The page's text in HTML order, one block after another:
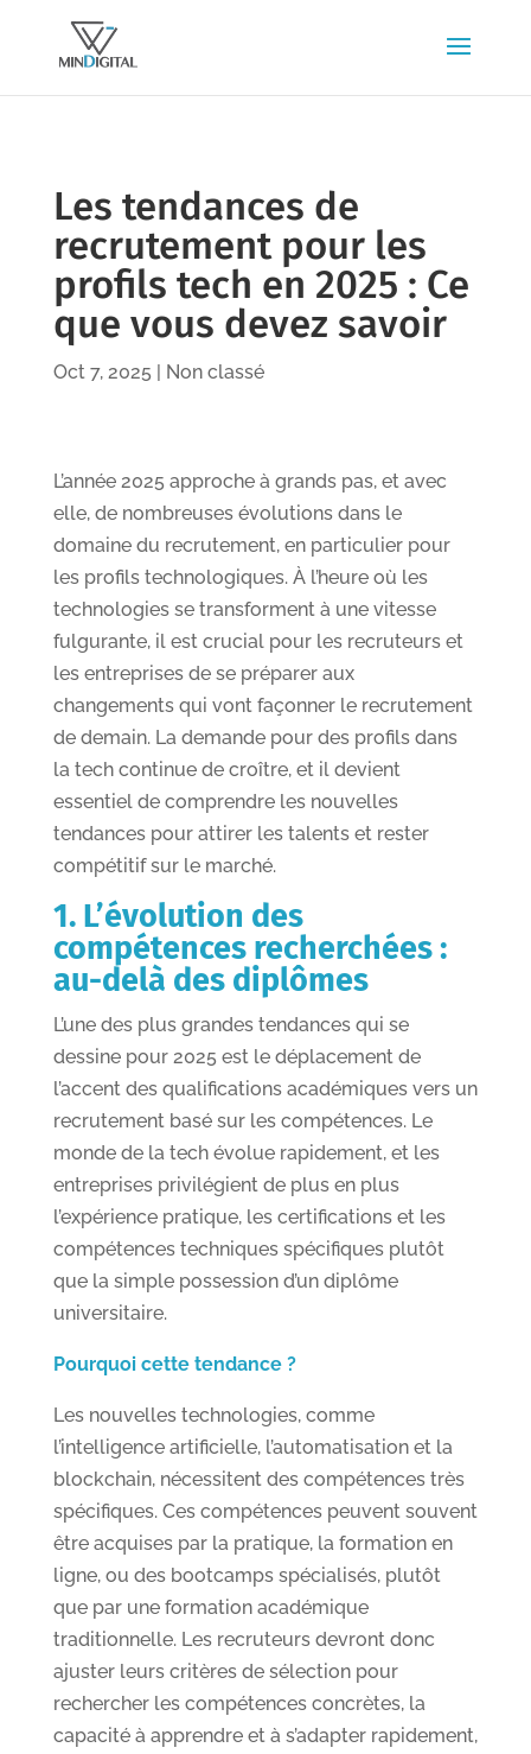
Les tendances de
recrutement pour les
profils tech en 2025 : Ce
que vous devez savoir
Oct 7, 2025| Non classé
L’année 2025 approche à grands pas, et avec
elle, de nombreuses évolutions dans le
domaine du recrutement, en particulier pour
les profils technologiques. À l’heure où les
technologies se transforment à une vitesse
fulgurante, il est crucial pour les recruteurs et
les entreprises de se préparer aux
changements qui vont façonner le recrutement
de demain. La demande pour des profils dans
la tech continue de croître, et il devient
essentiel de comprendre les nouvelles
tendances pour attirer les talents et rester
compétitif sur le marché.
1. L’évolution des
compétences recherchées :
au-delà des diplômes
L’une des plus grandes tendances qui se
dessine pour 2025 est le déplacement de
l’accent des qualifications académiques vers un
recrutement basé sur les compétences. Le
monde de la tech évolue rapidement, et les
entreprises privilégient de plus en plus
l’expérience pratique, les certifications et les
compétences techniques spécifiques plutôt
que la simple possession d’un diplôme
universitaire.
Pourquoi cette tendance ?
Les nouvelles technologies, comme
l’intelligence artificielle, l’automatisation et la
blockchain, nécessitent des compétences très
spécifiques. Ces compétences peuvent souvent
être acquises par la pratique, la formation en
ligne, ou des bootcamps spécialisés, plutôt
que par une formation académique
traditionnelle. Les recruteurs devront donc
ajuster leurs critères de sélection pour
rechercher les compétences concrètes, la
capacité à apprendre et à s’adapter rapidement,